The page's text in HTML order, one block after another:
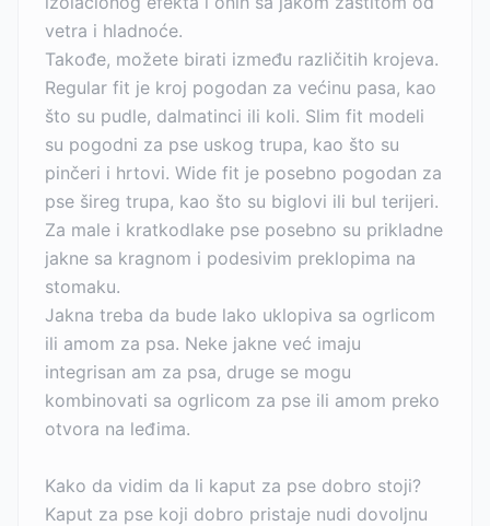
vetra i hladnoće.
Takođe, možete birati između različitih krojeva.
Regular fit je kroj pogodan za većinu pasa, kao
što su pudle, dalmatinci ili koli. Slim fit modeli
su pogodni za pse uskog trupa, kao što su
pinčeri i hrtovi. Wide fit je posebno pogodan za
pse šireg trupa, kao što su biglovi ili bul terijeri.
Za male i kratkodlake pse posebno su prikladne
jakne sa kragnom i podesivim preklopima na
stomaku.
Jakna treba da bude lako uklopiva sa ogrlicom
ili amom za psa. Neke jakne već imaju
integrisan am za psa, druge se mogu
kombinovati sa ogrlicom za pse ili amom preko
otvora na leđima.
Kako da vidim da li kaput za pse dobro stoji?
Kaput za pse koji dobro pristaje nudi dovoljnu